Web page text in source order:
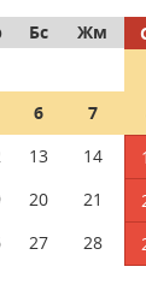
Бс Жм
6 7
13 14
20 21
27 28